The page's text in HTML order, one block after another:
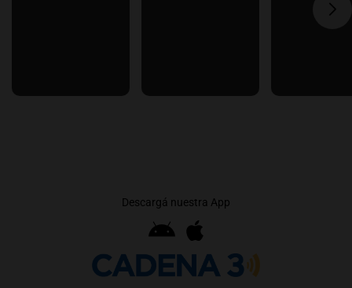
Descargá nuestra App